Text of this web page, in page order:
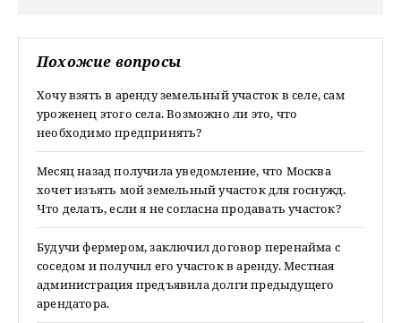
Похожие вопросы
Хочу взять в аренду земельный участок в селе, сам
уроженец этого села. Возможно ли это, что
необходимо предпринять?
Месяц назад получила уведомление, что Москва
хочет изъять мой земельный участок для госнужд.
Что делать, если я не согласна продавать участок?
Будучи фермером, заключил договор перенайма с
соседом и получил его участок в аренду. Местная
администрация предъявила долги предыдущего
арендатора.